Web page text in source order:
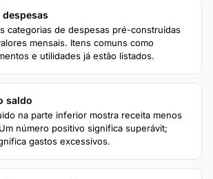
categorias de despesas pré-construídas
mensais. Itens comuns como
e utilidades já estão listados.
saldo
na parte inferior mostra receita menos
número positivo significa superávit;
gastos excessivos.